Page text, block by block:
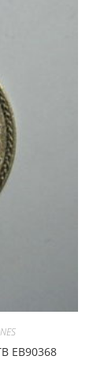
EB90368